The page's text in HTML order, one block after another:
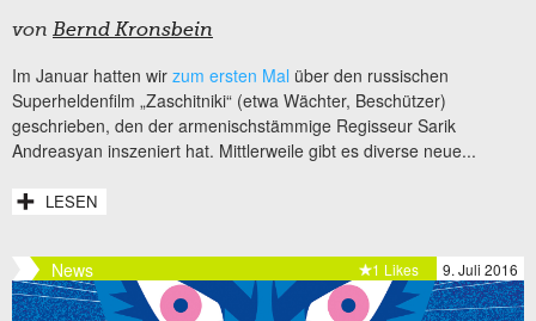
von Bernd Kronsbein
Im Januar hatten wir zum ersten Mal über den russischen
Superheldenfilm „Zaschitniki“ (etwa Wächter, Beschützer)
geschrieben, den der armenischstämmige Regisseur Sarik
Andreasyan inszeniert hat. Mittlerweile gibt es diverse neue...
LESEN
News 9. Juli 2016
1 Likes